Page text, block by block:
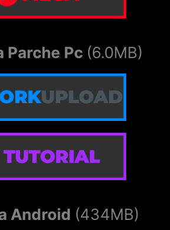
Parche Pc (6.0MB)
Android (434MB)